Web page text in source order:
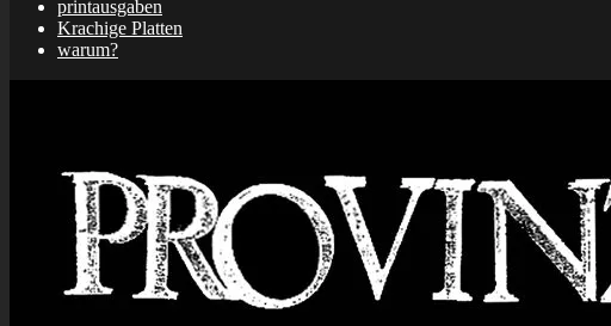
printausgaben
Krachige Platten
warum?